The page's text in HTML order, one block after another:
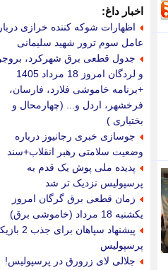
اخبار داغ:
اظهارات شوکه کننده خرازی
عامل سوم ترور شهید سلیمانی
جدول قطعی برق شهرکرد،
و لردگان امروز 18 مرداد 1405
+برنامه خاموشی فلارد، فارسان،
فرخشهر، اردل و... (چهارمحال و
بختیاری )
جوسازی خبری رجانیوز درباره
وضعیت سلامتی رهبر انقلاب+سند
پدیده ملی پوش یک قدم به
پرسپولیس نزدیک تر شد
زمان قطعی برق گرگان امروز
یکشنبه 18 مرداد (خاموشی برق)
پیشنهاد سپاهان برای
پرسپولیس
جلالی لای زرورق در پرسپولیس!